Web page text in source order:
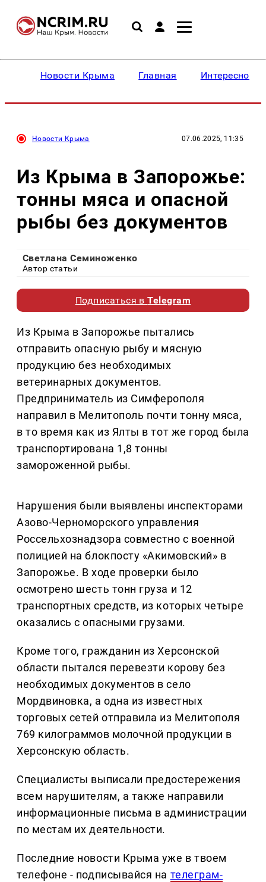
Новости Крыма Главная Интересное
Новости Крыма 07.06.2025, 11:35
Из Крыма в Запорожье:
тонны мяса и опасной
рыбы без документов
Светлана Семиноженко
Автор статьи
Подписаться вTelegram
Из Крыма в Запорожье пытались
отправить опасную рыбу и мясную
продукцию без необходимых
ветеринарных документов.
Предприниматель из Симферополя
направил в Мелитополь почти тонну мяса,
в то время как из Ялты в тот же город была
транспортирована 1,8 тонны
замороженной рыбы.
Нарушения были выявлены инспекторами
Азово-Черноморского управления
Россельхознадзора совместно с военной
полицией на блокпосту «Акимовский» в
Запорожье. В ходе проверки было
осмотрено шесть тонн груза и 12
транспортных средств, из которых четыре
оказались с опасными грузами.
Кроме того, гражданин из Херсонской
области пытался перевезти корову без
необходимых документов в село
Мордвиновка, а одна из известных
торговых сетей отправила из Мелитополя
769 килограммов молочной продукции в
Херсонскую область.
Специалисты выписали предостережения
всем нарушителям, а также направили
информационные письма в администрации
по местам их деятельности.
Последние новости Крыма уже в твоем
телефоне - подписывайся на телеграм-